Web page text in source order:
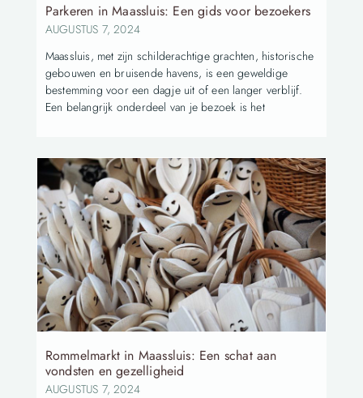
Parkeren in Maassluis: Een gids voor bezoekers
AUGUSTUS 7, 2024
Maassluis, met zijn schilderachtige grachten, historische
gebouwen en bruisende havens, is een geweldige
bestemming voor een dagje uit of een langer verblijf.
Een belangrijk onderdeel van je bezoek is het
Rommelmarkt in Maassluis: Een schat aan
vondsten en gezelligheid
AUGUSTUS 7, 2024